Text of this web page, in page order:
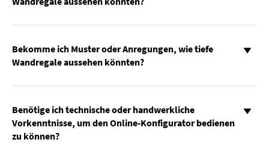
Bekomme ich Muster oder Anregungen, wie tiefe
Wandregale aussehen könnten?
Benötige ich technische oder handwerkliche
Vorkenntnisse, um den Online-Konfigurator bedienen
zu können?